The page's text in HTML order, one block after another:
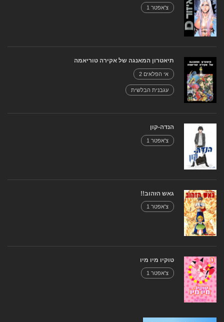
צ'אפטר 1
תיאטרון המאנגה של אקירה טוריאמה
אי הפלאים 2
עגבנית הבלשית
הנדה-קון
צ'אפטר 1
גאש הזהוב!!
צ'אפטר 1
טוקיו מיו מיו
צ'אפטר 1